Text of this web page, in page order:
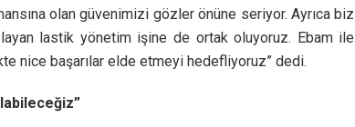
olan güvenimizi gözler önüne seriyor. Ayrıca biz
lastik yönetim işine de ortak oluyoruz. Ebam ile
nice başarılar elde etmeyi hedefliyoruz” dedi.